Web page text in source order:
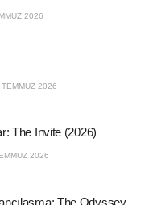
2026
2026
The Invite (2026)
2026
The Odyssey